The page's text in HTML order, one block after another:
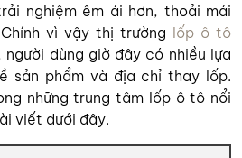
nghiệm êm ái hơn, thoải mái
vì vậy thị trường lốp ô tô
dùng giờ đây có nhiều lựa
sản phẩm và địa chỉ thay lốp.
những trung tâm lốp ô tô nổi
viết dưới đây.